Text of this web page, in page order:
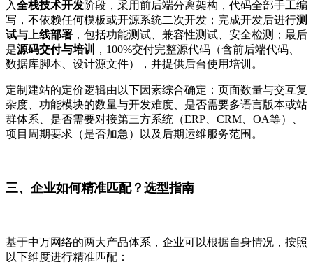
入全栈技术开发阶段，采用前后端分离架构，代码全部手工编
写，不依赖任何模板或开源系统二次开发；完成开发后进行测
试与上线部署 ，包括功能测试、兼容性测试、安全检测；最后
是源码交付与培训 ， 100%交付完整源代码（含前后端代码、
数据库脚本、设计源文件），并提供后台使用培训。
定制建站的定价逻辑由以下因素综合确定：页面数量与交互复
杂度、功能模块的数量与开发难度、是否需要多语言版本或站
群体系、是否需要对接第三方系统（ERP、CRM、OA等）、
项目周期要求（是否加急）以及后期运维服务范围。
三、企业如何精准匹配？选型指南
基于中万网络的两大产品体系，企业可以根据自身情况，按照
以下维度进行精准匹配：